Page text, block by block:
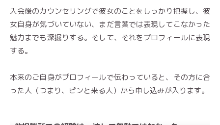
入会後のカウンセリングで彼女のことをしっかり把握し、彼
女自身が気づいていない、まだ言葉では表現してこなかった
魅力までも深掘りする。そして、それをプロフィールに表現
する。
本来のご自身がプロフィールで伝わっていると、その方に合
った人（つまり、ピンと来る人）から申し込みが入ります。